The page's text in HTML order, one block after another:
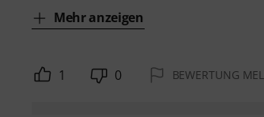
Mehr anzeigen
1 0 BEWERTUNG